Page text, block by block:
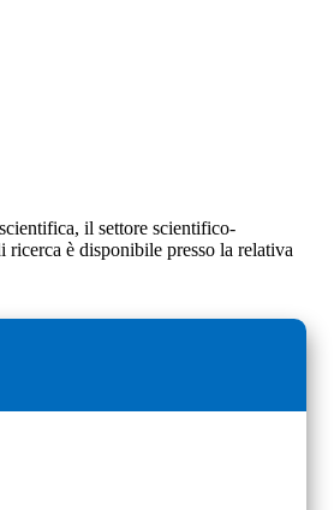
il settore scientifico-
è disponibile presso la relativa